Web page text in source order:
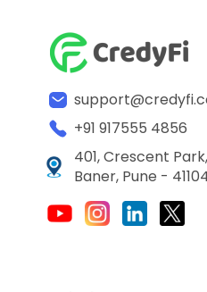
+91 917555 4856
401, Crescent
Baner, Pune -